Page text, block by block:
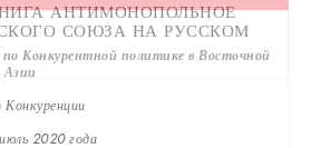
Конкурентной политике в Восточной
Азии
2020 года
АНТИМОНОПОЛЬНОЕ
СОЮЗА НА РУССКОМ
ЗА 2019 ГОД